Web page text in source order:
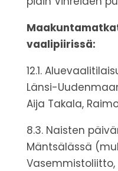
vaalipiirissä:
12.1.
Länsi-
Aija Takala,
8.3. Naisten
Mäntsälässä